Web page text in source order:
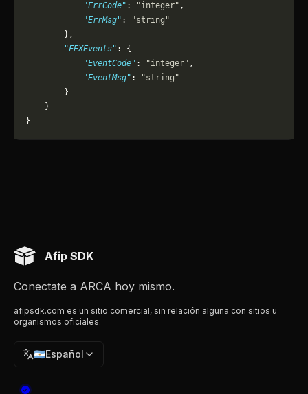
            "ErrCode"
: "integer" ,
            "ErrMsg"
:
"string"
        },
        "FEXEvents"
: {
            "EventCode"
: "integer" ,
            "EventMsg"
:
"string"
        }
    }
}
Afip SDK
Conectate a ARCA hoy mismo.
afipsdk.com es un sitio comercial, sin relación alguna con sitios u
organismos oficiales.
🇦🇷Español